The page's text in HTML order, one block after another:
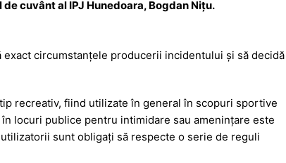
cuvânt al IPJ Hunedoara, Bogdan Nițu.
circumstanțele producerii incidentului și să decidă
recreativ, fiind utilizate în general în scopuri sportive
locuri publice pentru intimidare sau amenințare este
sunt obligați să respecte o serie de reguli